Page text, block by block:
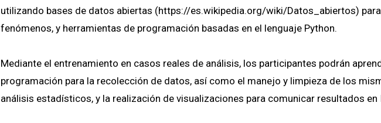
utilizando bases de datos abiertas (https://es.wikipedia.org/wiki/Datos_abiertos)
fenómenos, y herramientas de programación basadas en el lenguaje Python.
Mediante el entrenamiento en casos reales de análisis, los participantes podrán
programación para la recolección de datos, así como el manejo y limpieza de los
análisis estadísticos, y la realización de visualizaciones para comunicar resultados en